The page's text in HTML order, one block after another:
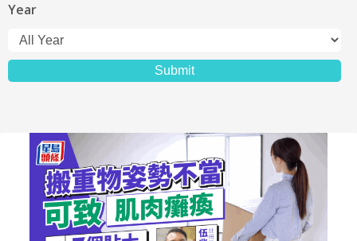
Year